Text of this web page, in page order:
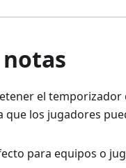
el
los jugadores
para equipos o